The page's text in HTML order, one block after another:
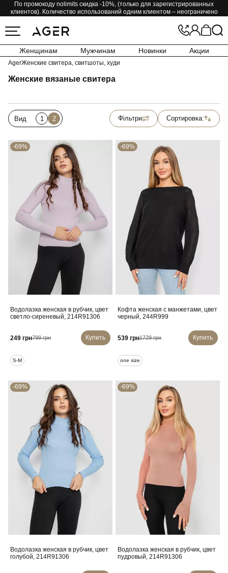
По промокоду nolimits скидка -10%, (только для зарегистрированных
клиентов). Количество использований одним клиентом – неограничено
Женщинам Мужчинам Новинки Акции
AgerЖенские свитера, свитшоты, худи
Женские вязаные свитера
Вид 1 2 Фільтри Сортировка:
-69%
Водолазка женская в рубчик, цвет
светло-сиреневый, 214R91306
249 грн799 грн Купить
S-M
-69%
Кофта женская с манжетами, цвет
черный, 244R999
539 грн1729 грн Купить
one size
-69%
Водолазка женская в рубчик, цвет
голубой, 214R91306
-69%
Водолазка женская в рубчик, цвет
пудровый, 214R91306